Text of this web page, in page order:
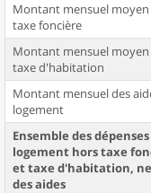
Montant mensuel moyen
taxe foncière
Montant mensuel moyen
taxe d'habitation
Montant mensuel des
logement
Ensemble des
logement hors taxe
et taxe d'habitation,
des aides